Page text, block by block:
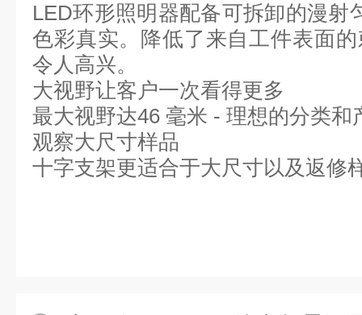
LED环形照明器配备可拆卸的漫
色彩真实。降低了来自工件表面
令人高兴。
大视野让客户一次看得更多
最大视野达46 毫米 - 理想的分类和
观察大尺寸样品
十字支架更适合于大尺寸以及返修